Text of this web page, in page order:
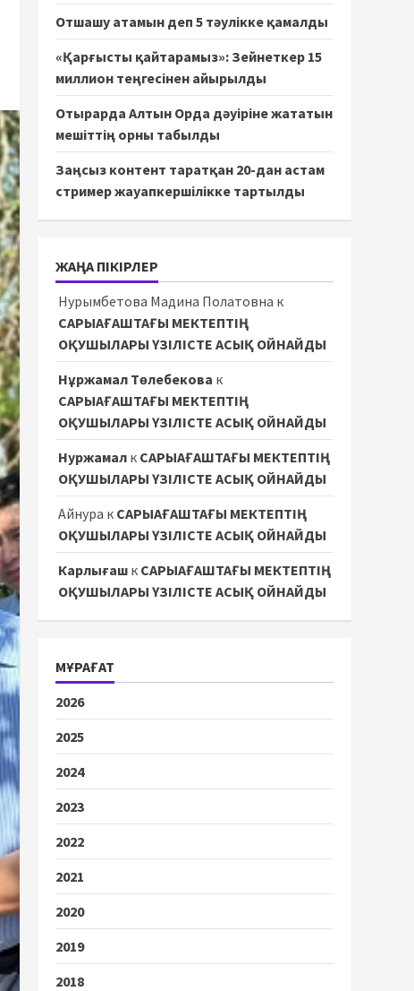
Отшашу атамын деп 5 тәулікке қамалды
«Қарғысты қайтарамыз»: Зейнеткер 15
миллион теңгесінен айырылды
Отырарда Алтын Орда дәуіріне жататын
мешіттің орны табылды
Заңсыз контент таратқан 20-дан астам
стример жауапкершілікке тартылды
ЖАҢА ПІКІРЛЕР
Нурымбетова Мадина Полатовна к
САРЫАҒАШТАҒЫ МЕКТЕПТІҢ
ОҚУШЫЛАРЫ ҮЗІЛІСТЕ АСЫҚ ОЙНАЙДЫ
Нұржамал Төлебекова к
САРЫАҒАШТАҒЫ МЕКТЕПТІҢ
ОҚУШЫЛАРЫ ҮЗІЛІСТЕ АСЫҚ ОЙНАЙДЫ
Нуржамалк САРЫАҒАШТАҒЫ МЕКТЕПТІҢ
ОҚУШЫЛАРЫ ҮЗІЛІСТЕ АСЫҚ ОЙНАЙДЫ
Айнура к САРЫАҒАШТАҒЫ МЕКТЕПТІҢ
ОҚУШЫЛАРЫ ҮЗІЛІСТЕ АСЫҚ ОЙНАЙДЫ
Карлығашк САРЫАҒАШТАҒЫ МЕКТЕПТІҢ
ОҚУШЫЛАРЫ ҮЗІЛІСТЕ АСЫҚ ОЙНАЙДЫ
МҰРАҒАТ
2026
2025
2024
2023
2022
2021
2020
2019
2018